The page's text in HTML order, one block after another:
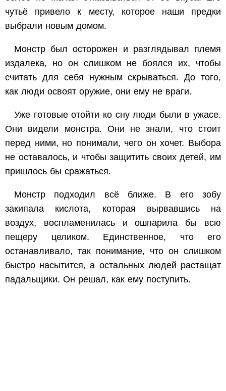
чутьё привело к месту, которое наши предки
выбрали новым домом.
Монстр был осторожен и разглядывал племя
издалека, но он слишком не боялся их, чтобы
считать для себя нужным скрываться. До того,
как люди освоят оружие, они ему не враги.
Уже готовые отойти ко сну люди были в ужасе.
Они видели монстра. Они не знали, что стоит
перед ними, но понимали, чего он хочет. Выбора
не оставалось, и чтобы защитить своих детей, им
пришлось бы сражаться.
Монстр подходил всё ближе. В его зобу
закипала кислота, которая вырвавшись на
воздух, воспламенилась и ошпарила бы всю
пещеру целиком. Единственное, что его
останавливало, так понимание, что он слишком
быстро насытится, а остальных людей растащат
падальщики. Он решал, как ему поступить.